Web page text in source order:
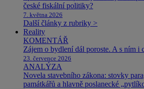
české fiskální politiky?
7. května 2026
Další články z rubriky >
Reality
KOMENTÁŘ
Zájem o bydlení dál poroste. A s ním i
23. července 2026
ANALÝZA
Novela stavebního zákona: stovky
památkářů a hlavně poslanecké